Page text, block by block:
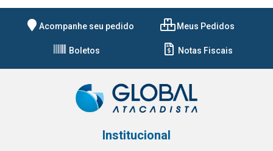
Acompanhe seu pedido Meus Pedidos
Boletos Notas Fiscais
Institucional